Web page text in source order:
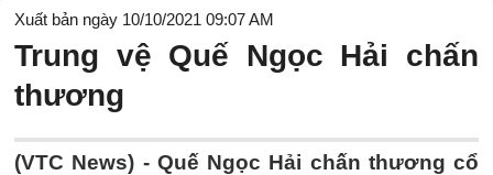
Xuất bản ngày 10/10/2021 09:07 AM
Trung vệ Quế Ngọc Hải chấn
thương
(VTC News) - Quế Ngọc Hải chấn thương cổ